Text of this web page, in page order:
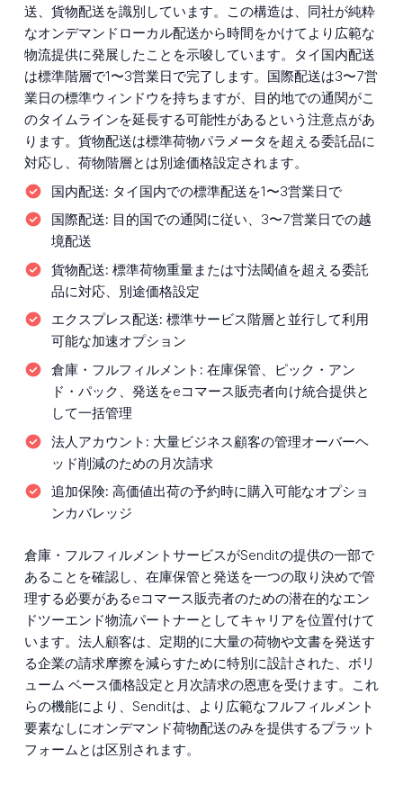
送、貨物配送を識別しています。この構造は、同社が純粋
なオンデマンドローカル配送から時間をかけてより広範な
物流提供に発展したことを示唆しています。タイ国内配送
は標準階層で1〜3営業日で完了します。国際配送は3〜7営
業日の標準ウィンドウを持ちますが、目的地での通関がこ
のタイムラインを延長する可能性があるという注意点があ
ります。貨物配送は標準荷物パラメータを超える委託品に
対応し、荷物階層とは別途価格設定されます。
国内配送: タイ国内での標準配送を1〜3営業日で
国際配送: 目的国での通関に従い、3〜7営業日での越
境配送
貨物配送: 標準荷物重量または寸法閾値を超える委託
品に対応、別途価格設定
エクスプレス配送: 標準サービス階層と並行して利用
可能な加速オプション
倉庫・フルフィルメント: 在庫保管、ピック・アン
ド・パック、発送をeコマース販売者向け統合提供と
して一括管理
法人アカウント: 大量ビジネス顧客の管理オーバーヘ
ッド削減のための月次請求
追加保険: 高価値出荷の予約時に購入可能なオプショ
ンカバレッジ
倉庫・フルフィルメントサービスがSenditの提供の一部で
あることを確認し、在庫保管と発送を一つの取り決めで管
理する必要があるeコマース販売者のための潜在的なエン
ドツーエンド物流パートナーとしてキャリアを位置付けて
います。法人顧客は、定期的に大量の荷物や文書を発送す
る企業の請求摩擦を減らすために特別に設計された、ボリ
ューム ベース価格設定と月次請求の恩恵を受けます。これ
らの機能により、Senditは、より広範なフルフィルメント
要素なしにオンデマンド荷物配送のみを提供するプラット
フォームとは区別されます。